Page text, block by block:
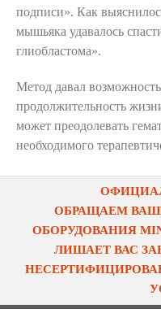
подписи». Как
мышьяка удавалось
глиобластома».
Метод давал
продолжительность
может преодолевать
необходимого
ОБРАЩАЕМ
ОБОРУДОВАНИЯ
ЛИШАЕТ ВАС